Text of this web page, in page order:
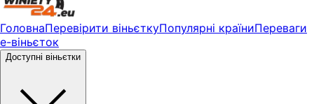
ГоловнаПеревірити віньєткуПопулярні країниПереваги
е-віньєток
Доступні віньєтки